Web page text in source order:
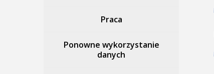
Praca
Ponowne wykorzystanie
danych